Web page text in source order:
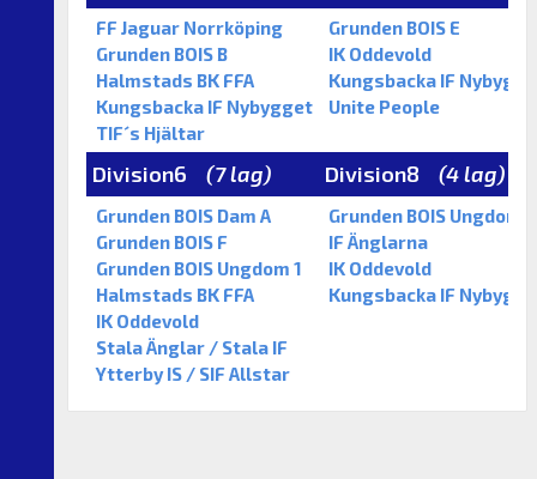
FF Jaguar Norrköping
Grunden BOIS B
Halmstads BK FFA
Kungsbacka IF Nybygget
TIF´s Hjältar
Grunden BOIS E
IK Oddevold
Kungsbacka IF
Unite People
Division6 (7 lag) Division8 (4 lag)
Grunden BOIS Dam A
Grunden BOIS F
Grunden BOIS Ungdom 1
Halmstads BK FFA
IK Oddevold
Stala Änglar / Stala IF
Ytterby IS / SIF Allstar
Grunden BOIS Ungdom 2
IF Änglarna
IK Oddevold
Kungsbacka IF